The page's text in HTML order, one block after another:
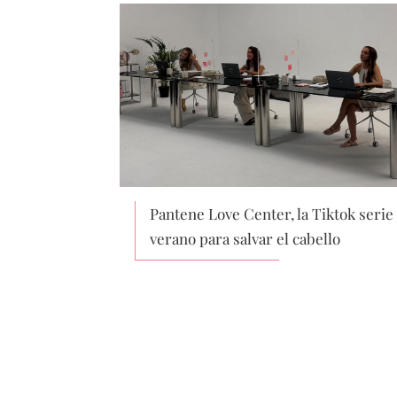
Pantene Love Center, la Tiktok
verano para salvar el cabello